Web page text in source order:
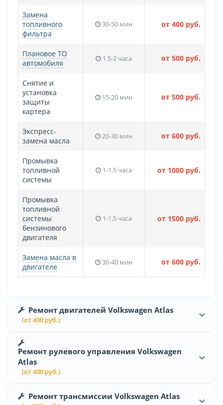
Замена
топливного
фильтра
30-50 мин от 400 руб.
Плановое ТО
автомобиля
1.5-2 часа от 500 руб.
Снятие и
установка
защиты
картера
15-20 мин от 500 руб.
Экспресс-
замена масла
20-30 мин от 600 руб.
Промывка
топливной
системы
1-1.5 часа от 1000 руб.
Промывка
топливной
системы
бензинового
двигателя
1-1.5 часа от 1500 руб.
Замена масла в
двигателе
30-40 мин от 600 руб.
Ремонт двигателей Volkswagen Atlas
(от 400 руб.)
Ремонт рулевого управления Volkswagen
Atlas
(от 400 руб.)
Ремонт трансмиссии Volkswagen Atlas